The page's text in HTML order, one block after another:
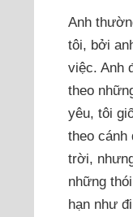
Anh
tôi, bởi
việc. Anh
theo
yêu, tôi
theo cánh
trời,
những
hạn như